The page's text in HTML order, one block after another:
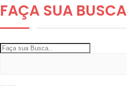
FAÇA SUA BUSCA